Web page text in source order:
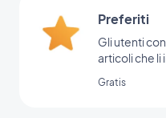
Preferiti
Gli utenti
articoli che li
Gratis